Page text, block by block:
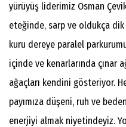
yürüyüş liderimiz Osman
eteğinde, sarp ve oldukça dik
kuru dereye paralel
içinde ve kenarlarında çınar
ağaçları kendini gösteriyor.
payımıza düşeni, ruh ve
enerjiyi almak niyetindeyiz.